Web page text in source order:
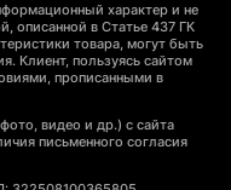
характер и не
описанной в Статье 437 ГК
товара, могут быть
Клиент, пользуясь сайтом
прописанными в
видео и др.) с сайта
письменного согласия